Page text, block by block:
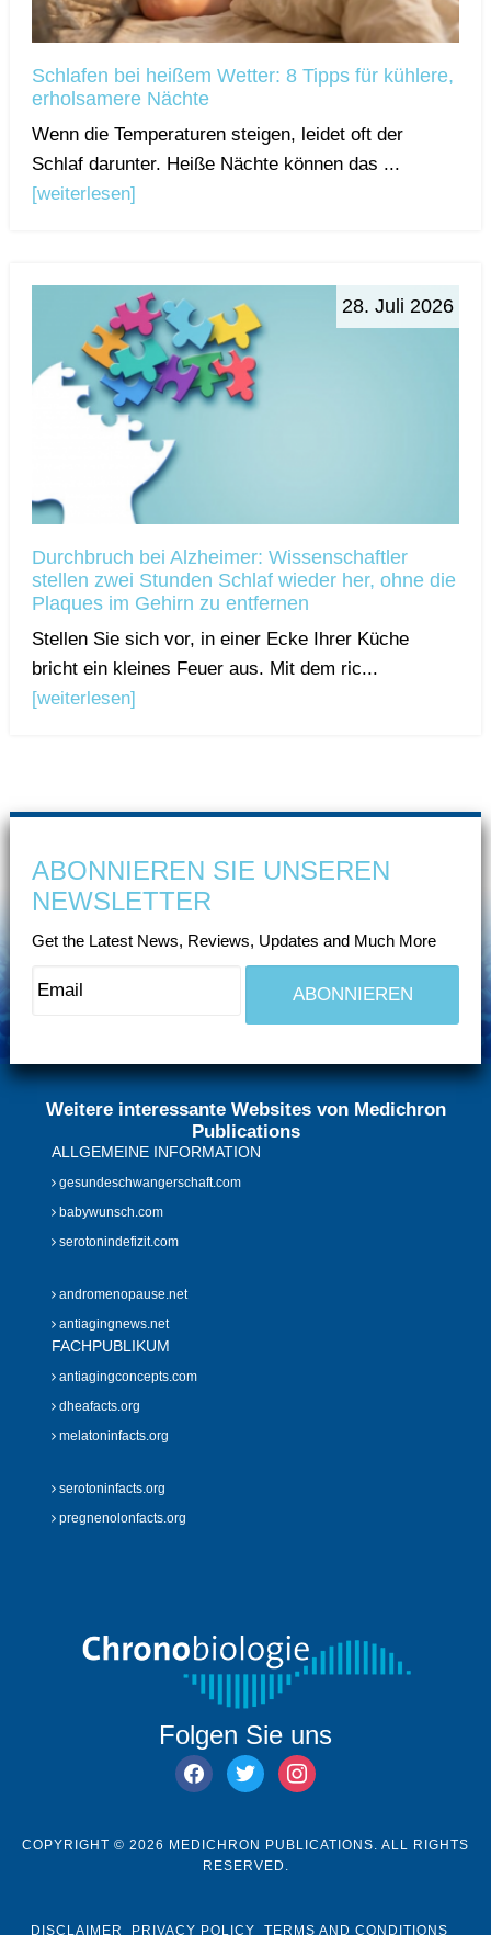
Schlafen bei heißem Wetter: 8 Tipps für kühlere,
erholsamere Nächte
Wenn die Temperaturen steigen, leidet oft der
Schlaf darunter. Heiße Nächte können das ...
[weiterlesen]
28. Juli 2026
Durchbruch bei Alzheimer: Wissenschaftler
stellen zwei Stunden Schlaf wieder her, ohne die
Plaques im Gehirn zu entfernen
Stellen Sie sich vor, in einer Ecke Ihrer Küche
bricht ein kleines Feuer aus. Mit dem ric...
[weiterlesen]
ABONNIEREN SIE UNSEREN
NEWSLETTER
Get the Latest News, Reviews, Updates and Much More
Weitere interessante Websites von Medichron
Publications
ALLGEMEINE INFORMATION
gesundeschwangerschaft.com
babywunsch.com
serotonindefizit.com
andromenopause.net
antiagingnews.net
FACHPUBLIKUM
antiagingconcepts.com
dheafacts.org
melatoninfacts.org
serotoninfacts.org
pregnenolonfacts.org
Folgen Sie uns
facebook
twitter instagram
COPYRIGHT © 2026 MEDICHRON PUBLICATIONS. ALL RIGHTS
RESERVED.
DISCLAIMER PRIVACY POLICY TERMS AND CONDITIONS